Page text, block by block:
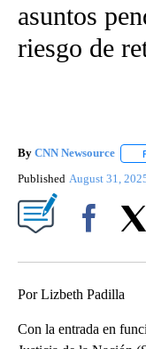
asuntos
riesgo de
By CNN Newsource
Published August 31,
Por Lizbeth Padilla
Con la entrada en